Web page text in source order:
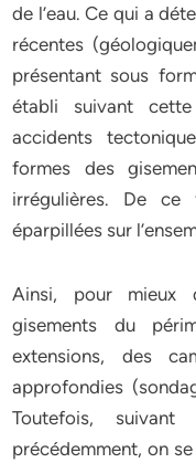
de l’eau. Ce qui a
récentes
présentant sous
établi suivant
accidents
formes des
irrégulières. De
éparpillées sur
Ainsi, pour mieux
gisements du
extensions, des
approfondies
Toutefois,
précédemment, on